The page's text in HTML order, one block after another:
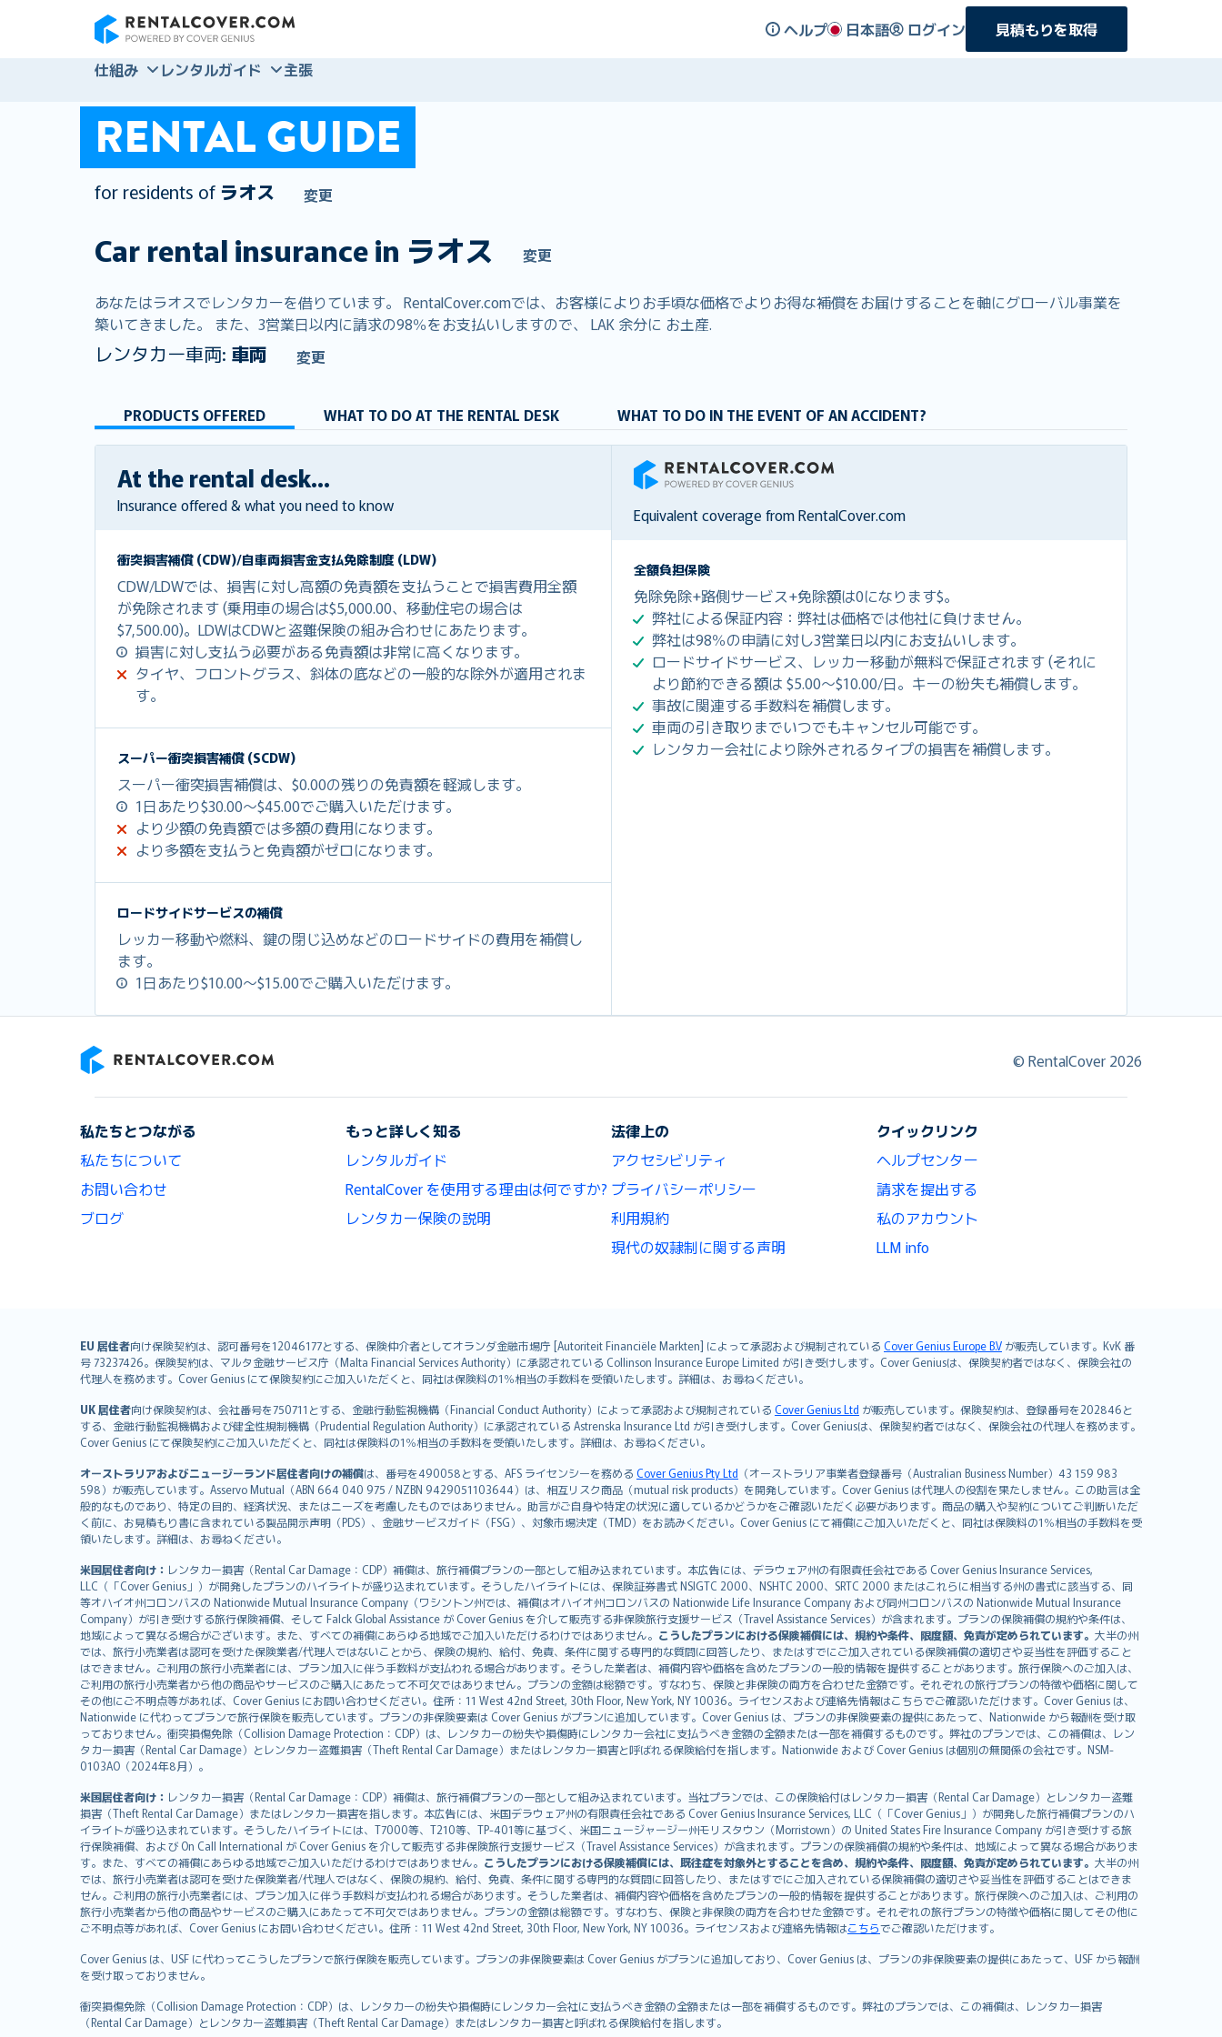
ヘルプ 日本語 ログイン
見積もりを取得
仕組み
レンタルガイド 主張
RENTAL GUIDE
for residents of ラオス 変更
Car rental insurance in ラオス 変更
あなたはラオスでレンタカーを借りています。 RentalCover.comでは、お客様によりお手頃な価格でよりお得な補償をお届けすることを軸にグローバル事業を
築いてきました。 また、3営業日以内に請求の98％をお支払いしますので、 LAK 余分に お土産.
レンタカー車両: 車両 変更
PRODUCTS OFFERED WHAT TO DO AT THE RENTAL DESK WHAT TO DO IN THE EVENT OF AN ACCIDENT?
At the rental desk...
Insurance offered & what you need to know
衝突損害補償 (CDW)/自車両損害金支払免除制度 (LDW)
CDW/LDWでは、損害に対し高額の免責額を支払うことで損害費用全額
が免除されます (乗用車の場合は$5,000.00、移動住宅の場合は
$7,500.00)。LDWはCDWと盗難保険の組み合わせにあたります。
損害に対し支払う必要がある免責額は非常に高くなります。
タイヤ、フロントグラス、斜体の底などの一般的な除外が適用されま
す。
スーパー衝突損害補償 (SCDW)
スーパー衝突損害補償は、$0.00の残りの免責額を軽減します。
1日あたり$30.00～$45.00でご購入いただけます。
より少額の免責額では多額の費用になります。
より多額を支払うと免責額がゼロになります。
ロードサイドサービスの補償
レッカー移動や燃料、鍵の閉じ込めなどのロードサイドの費用を補償し
ます。
1日あたり$10.00～$15.00でご購入いただけます。
RentalCover
Equivalent coverage from RentalCover.com
全額負担保険
免除免除+路側サービス+免除額は0になります$。
弊社による保証内容：弊社は価格では他社に負けません。
弊社は98％の申請に対し3営業日以内にお支払いします。
ロードサイドサービス、レッカー移動が無料で保証されます (それに
より節約できる額は $5.00～$10.00/日。キーの紛失も補償します。
事故に関連する手数料を補償します。
車両の引き取りまでいつでもキャンセル可能です。
レンタカー会社により除外されるタイプの損害を補償します。
© RentalCover 2026
私たちとつながる
私たちについて
お問い合わせ
ブログ
もっと詳しく知る
レンタルガイド
RentalCover を使用する理由は何ですか?
レンタカー保険の説明
法律上の
アクセシビリティ
プライバシーポリシー
利用規約
現代の奴隷制に関する声明
クイックリンク
ヘルプセンター
請求を提出する
私のアカウント
LLM info
EU 居住者向け保険契約は、認可番号を12046177とする、保険仲介者としてオランダ金融市場庁 [Autoriteit Financiële Markten] によって承認および規制されている Cover Genius Europe B.V が販売しています。KvK 番
号 73237426。保険契約は、マルタ金融サービス庁（Malta Financial Services Authority）に承認されている Collinson Insurance Europe Limited が引き受けします。Cover Geniusは、保険契約者ではなく、保険会社の
代理人を務めます。Cover Genius にて保険契約にご加入いただくと、同社は保険料の1％相当の手数料を受領いたします。詳細は、お尋ねください。
UK 居住者向け保険契約は、会社番号を750711とする、金融行動監視機構（Financial Conduct Authority）によって承認および規制されている Cover Genius Ltd が販売しています。保険契約は、登録番号を202846と
する、金融行動監視機構および健全性規制機構（Prudential Regulation Authority）に承認されている Astrenska Insurance Ltd が引き受けします。Cover Geniusは、保険契約者ではなく、保険会社の代理人を務めます。
Cover Genius にて保険契約にご加入いただくと、同社は保険料の1％相当の手数料を受領いたします。詳細は、お尋ねください。
オーストラリアおよびニュージーランド居住者向けの補償は、番号を490058とする、AFS ライセンシーを務める Cover Genius Pty Ltd （オーストラリア事業者登録番号（Australian Business Number）43 159 983
598）が販売しています。Asservo Mutual（ABN 664 040 975 / NZBN 9429051103644）は、相互リスク商品（mutual risk products）を開発しています。Cover Genius は代理人の役割を果たしません。この助言は全
般的なものであり、特定の目的、経済状況、またはニーズを考慮したものではありません。助言がご自身や特定の状況に適しているかどうかをご確認いただく必要があります。商品の購入や契約についてご判断いただ
く前に、お見積もり書に含まれている製品開示声明（PDS）、金融サービスガイド（FSG）、対象市場決定（TMD）をお読みください。Cover Genius にて補償にご加入いただくと、同社は保険料の1％相当の手数料を受
領いたします。詳細は、お尋ねください。
米国居住者向け： レンタカー損害（Rental Car Damage：CDP）補償は、旅行補償プランの一部として組み込まれています。本広告には、デラウェア州の有限責任会社である Cover Genius Insurance Services,
LLC（「Cover Genius」）が開発したプランのハイライトが盛り込まれています。そうしたハイライトには、保険証券書式 NSIGTC 2000、NSHTC 2000、SRTC 2000 またはこれらに相当する州の書式に該当する、同
等オハイオ州コロンバスの Nationwide Mutual Insurance Company（ワシントン州では、補償はオハイオ州コロンバスの Nationwide Life Insurance Company および同州コロンバスの Nationwide Mutual Insurance
Company）が引き受けする旅行保険補償、そして Falck Global Assistance が Cover Genius を介して販売する非保険旅行支援サービス（Travel Assistance Services）が含まれます。プランの保険補償の規約や条件は、
地域によって異なる場合がございます。また、すべての補償にあらゆる地域でご加入いただけるわけではありません。 こうしたプランにおける保険補償には、規約や条件、限度額、免責が定められています。 大半の州
では、旅行小売業者は認可を受けた保険業者/代理人ではないことから、保険の規約、給付、免責、条件に関する専門的な質問に回答したり、またはすでにご加入されている保険補償の適切さや妥当性を評価すること
はできません。ご利用の旅行小売業者には、プラン加入に伴う手数料が支払われる場合があります。そうした業者は、補償内容や価格を含めたプランの一般的情報を提供することがあります。旅行保険へのご加入は、
ご利用の旅行小売業者から他の商品やサービスのご購入にあたって不可欠ではありません。プランの金額は総額です。すなわち、保険と非保険の両方を合わせた金額です。それぞれの旅行プランの特徴や価格に関して
その他にご不明点等があれば、Cover Genius にお問い合わせください。住所：11 West 42nd Street, 30th Floor, New York, NY 10036。ライセンスおよび連絡先情報はこちらでご確認いただけます。Cover Genius は、
Nationwide に代わってプランで旅行保険を販売しています。プランの非保険要素は Cover Genius がプランに追加しています。Cover Genius は、プランの非保険要素の提供にあたって、Nationwide から報酬を受け取
っておりません。衝突損傷免除（Collision Damage Protection：CDP）は、レンタカーの紛失や損傷時にレンタカー会社に支払うべき金額の全額または一部を補償するものです。弊社のプランでは、この補償は、レン
タカー損害（Rental Car Damage）とレンタカー盗難損害（Theft Rental Car Damage）またはレンタカー損害と呼ばれる保険給付を指します。Nationwide および Cover Genius は個別の無関係の会社です。NSM-
0103AO（2024年8月）。
米国居住者向け： レンタカー損害（Rental Car Damage：CDP）補償は、旅行補償プランの一部として組み込まれています。当社プランでは、この保険給付はレンタカー損害（Rental Car Damage）とレンタカー盗難
損害（Theft Rental Car Damage）またはレンタカー損害を指します。本広告には、米国デラウェア州の有限責任会社である Cover Genius Insurance Services, LLC（「Cover Genius」）が開発した旅行補償プランのハ
イライトが盛り込まれています。そうしたハイライトには、T7000等、T210等、TP-401等に基づく、米国ニュージャージー州モリスタウン（Morristown）の United States Fire Insurance Company が引き受けする旅
行保険補償、および On Call International が Cover Genius を介して販売する非保険旅行支援サービス（Travel Assistance Services）が含まれます。プランの保険補償の規約や条件は、地域によって異なる場合がありま
す。また、すべての補償にあらゆる地域でご加入いただけるわけではありません。 こうしたプランにおける保険補償には、既往症を対象外とすることを含め、規約や条件、限度額、免責が定められています。 大半の州
では、旅行小売業者は認可を受けた保険業者/代理人ではなく、保険の規約、給付、免責、条件に関する専門的な質問に回答したり、またはすでにご加入されている保険補償の適切さや妥当性を評価することはできま
せん。ご利用の旅行小売業者には、プラン加入に伴う手数料が支払われる場合があります。そうした業者は、補償内容や価格を含めたプランの一般的情報を提供することがあります。旅行保険へのご加入は、ご利用の
旅行小売業者から他の商品やサービスのご購入にあたって不可欠ではありません。プランの金額は総額です。すなわち、保険と非保険の両方を合わせた金額です。それぞれの旅行プランの特徴や価格に関してその他に
ご不明点等があれば、Cover Genius にお問い合わせください。住所：11 West 42nd Street, 30th Floor, New York, NY 10036。ライセンスおよび連絡先情報はこちらでご確認いただけます。
Cover Genius は、USF に代わってこうしたプランで旅行保険を販売しています。プランの非保険要素は Cover Genius がプランに追加しており、Cover Genius は、プランの非保険要素の提供にあたって、USF から報酬
を受け取っておりません。
衝突損傷免除（Collision Damage Protection：CDP）は、レンタカーの紛失や損傷時にレンタカー会社に支払うべき金額の全額または一部を補償するものです。弊社のプランでは、この補償は、レンタカー損害
（Rental Car Damage）とレンタカー盗難損害（Theft Rental Car Damage）またはレンタカー損害と呼ばれる保険給付を指します。
English (UK)
English (US)
Deutsch
français
Nederlands
italiano
简体中文
繁體中文
Português
polski
עברית
Português
svenska
日本語
한국어
dansk
norsk
suomi
العربيّة
česky
Русский
ภาษาไทย
български
català
Hrvatski
eesti
Ελληνικά
Magyar
Íslenska
Bahasa Indonesia